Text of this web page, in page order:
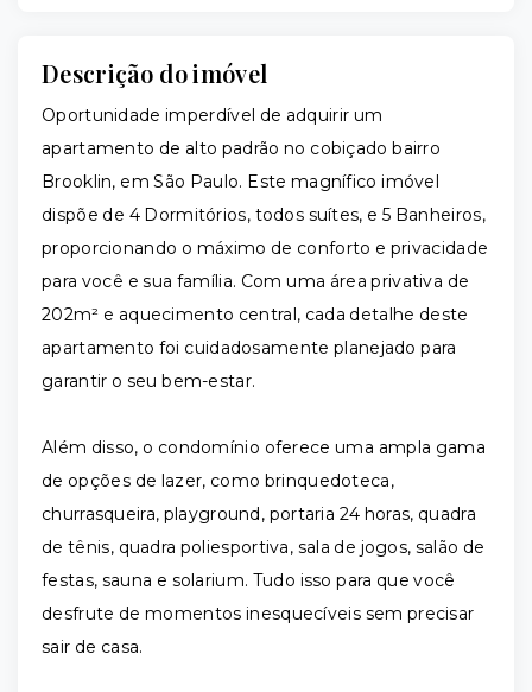
Descrição do imóvel
Oportunidade imperdível de adquirir um
apartamento de alto padrão no cobiçado bairro
Brooklin, em São Paulo. Este magnífico imóvel
dispõe de 4 Dormitórios, todos suítes, e 5 Banheiros,
proporcionando o máximo de conforto e privacidade
para você e sua família. Com uma área privativa de
202m² e aquecimento central, cada detalhe deste
apartamento foi cuidadosamente planejado para
garantir o seu bem-estar.
Além disso, o condomínio oferece uma ampla gama
de opções de lazer, como brinquedoteca,
churrasqueira, playground, portaria 24 horas, quadra
de tênis, quadra poliesportiva, sala de jogos, salão de
festas, sauna e solarium. Tudo isso para que você
desfrute de momentos inesquecíveis sem precisar
sair de casa.